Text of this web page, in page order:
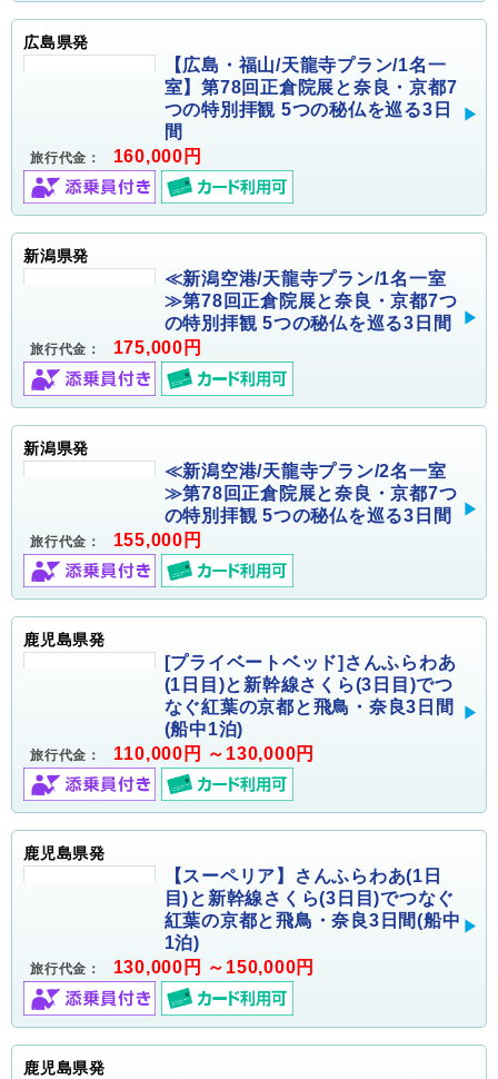
広島県発
【広島・福山/天龍寺プラン/1名一
室】第78回正倉院展と奈良・京都7
つの特別拝観 5つの秘仏を巡る3日
間
旅行代金： 160,000円
新潟県発
≪新潟空港/天龍寺プラン/1名一室
≫第78回正倉院展と奈良・京都7つ
の特別拝観 5つの秘仏を巡る3日間
旅行代金： 175,000円
新潟県発
≪新潟空港/天龍寺プラン/2名一室
≫第78回正倉院展と奈良・京都7つ
の特別拝観 5つの秘仏を巡る3日間
旅行代金： 155,000円
鹿児島県発
[プライベートベッド]さんふらわあ
(1日目)と新幹線さくら(3日目)でつ
なぐ紅葉の京都と飛鳥・奈良3日間
(船中1泊)
旅行代金： 110,000円 ～130,000円
鹿児島県発
【スーペリア】さんふらわあ(1日
目)と新幹線さくら(3日目)でつなぐ
紅葉の京都と飛鳥・奈良3日間(船中
1泊)
旅行代金： 130,000円 ～150,000円
鹿児島県発